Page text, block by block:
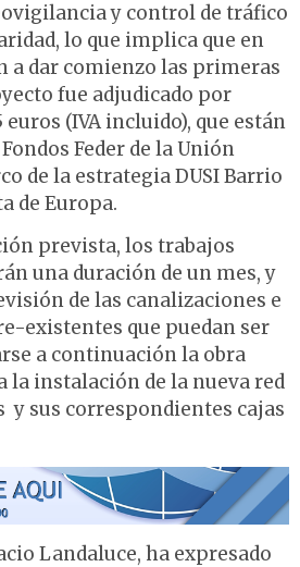
y control de tráfico
lo que implica que en
a dar comienzo las primeras
fue adjudicado por
(IVA incluido), que están
Feder de la Unión
de la estrategia DUSI Barrio
de Europa.
prevista, los trabajos
una duración de un mes, y
de las canalizaciones e
existentes que puedan ser
a continuación la obra
la instalación de la nueva red
y sus correspondientes cajas
Landaluce, ha expresado